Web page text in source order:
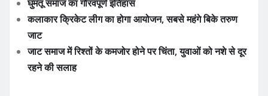
घुमंतू समाज का गौरवपूर्ण इतिहास
कलाकार क्रिकेट लीग का होगा आयोजन, सबसे महंगे बिके तरुण
जाट
जाट समाज में रिश्तों के कमजोर होने पर चिंता, युवाओं को नशे से दूर
रहने की सलाह